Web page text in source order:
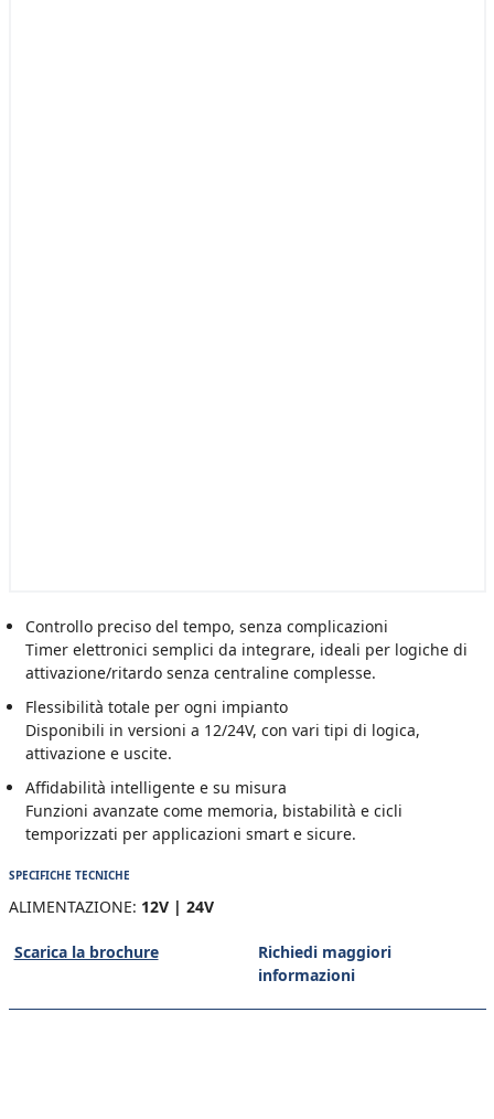
Controllo preciso del tempo, senza complicazioni
Timer elettronici semplici da integrare, ideali per logiche di
attivazione/ritardo senza centraline complesse.
Flessibilità totale per ogni impianto
Disponibili in versioni a 12/24V, con vari tipi di logica,
attivazione e uscite.
Affidabilità intelligente e su misura
Funzioni avanzate come memoria, bistabilità e cicli
temporizzati per applicazioni smart e sicure.
SPECIFICHE TECNICHE
ALIMENTAZIONE: 12V | 24V
Scarica la brochure
Richiedi maggiori
informazioni